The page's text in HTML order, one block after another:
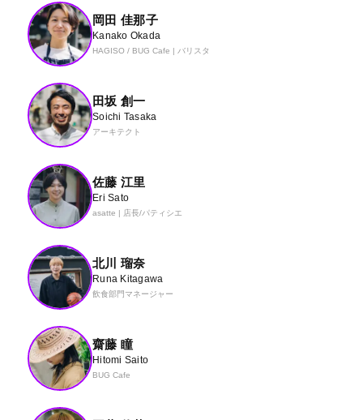
岡田 佳那子
Kanako Okada
HAGISO / BUG Cafe | バリスタ
田坂 創一
Soichi Tasaka
アーキテクト
佐藤 江里
Eri Sato
asatte | 店長/パティシエ
北川 瑠奈
Runa Kitagawa
飲食部門マネージャー
齋藤 瞳
Hitomi Saito
BUG Cafe